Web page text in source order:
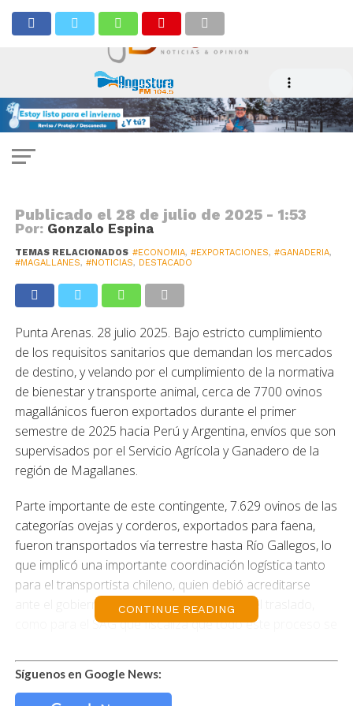
Más de 7 mil ovinos fueron
exportados desde Magallanes en
primer semestre de 2025
Publicado el 28 de julio de 2025 - 1:53
Por: Gonzalo Espina
TEMAS RELACIONADOS #ECONOMIA, #EXPORTACIONES, #GANADERIA,
#MAGALLANES, #NOTICIAS, DESTACADO
Punta Arenas. 28 julio 2025. Bajo estricto cumplimiento
de los requisitos sanitarios que demandan los mercados
de destino, y velando por el cumplimiento de la normativa
de bienestar y transporte animal, cerca de 7700 ovinos
magallánicos fueron exportados durante el primer
semestre de 2025 hacia Perú y Argentina, envíos que son
supervisados por el Servicio Agrícola y Ganadero de la
región de Magallanes.
Parte importante de este contingente, 7.629 ovinos de las
categorías ovejas y corderos, exportados para faena,
fueron transportados vía terrestre hasta Río Gallegos, lo
que implicó una importante coordinación logística tanto
para el transportista chileno, quien debió acreditarse
ante el gobierno trasandino para efectuar el traslado,
como para el SAG que fiscaliza que todo este proceso se
bienestar animal.
«Gracias a los acuerdos existentes entre Chile y
CONTINUE READING
Síguenos en Google News: